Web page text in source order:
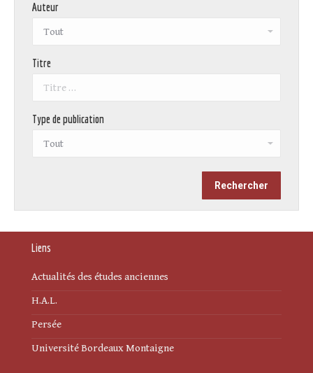
Auteur
Titre
Type de publication
Liens
Actualités des études anciennes
H.A.L.
Persée
Université Bordeaux Montaigne